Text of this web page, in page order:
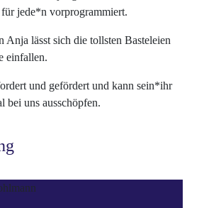
jede*n vorprogrammiert.
Anja lässt sich die tollsten Basteleien
einfallen.
und gefördert und kann sein*ihr
bei uns ausschöpfen.